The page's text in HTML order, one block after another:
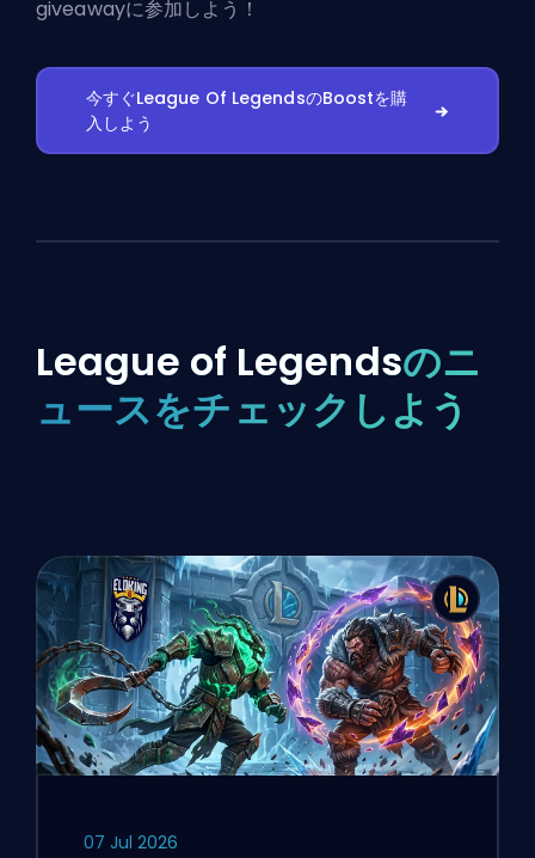
giveawayに参加しよう！
今すぐLeague Of LegendsのBoostを購
入しよう
League of Legendsのニ
ュースをチェックしよう
07 Jul 2026